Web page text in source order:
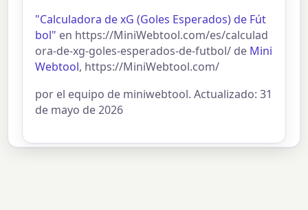
"Calculadora de xG (Goles Esperados) de Fút
bol" en https://MiniWebtool.com/es/calculad
ora-de-xg-goles-esperados-de-futbol/ de Mini
Webtool, https://MiniWebtool.com/
por el equipo de miniwebtool. Actualizado: 31
de mayo de 2026